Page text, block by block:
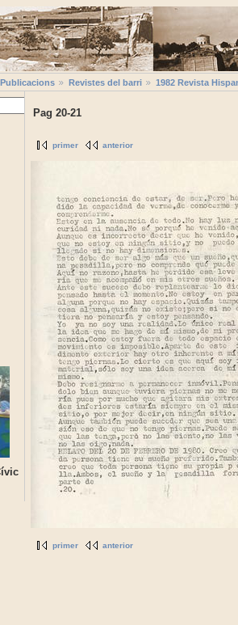
Publicacions Revistes del barri 1982 Revista
Pag 20-21
primer anterior
primer anterior